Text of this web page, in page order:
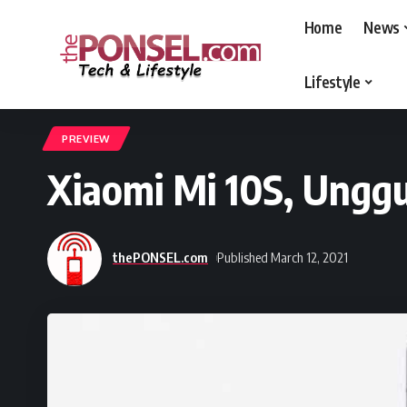
Home News
Lifestyle
PREVIEW
Xiaomi Mi 10S,
thePONSEL.com Published March 12, 2021